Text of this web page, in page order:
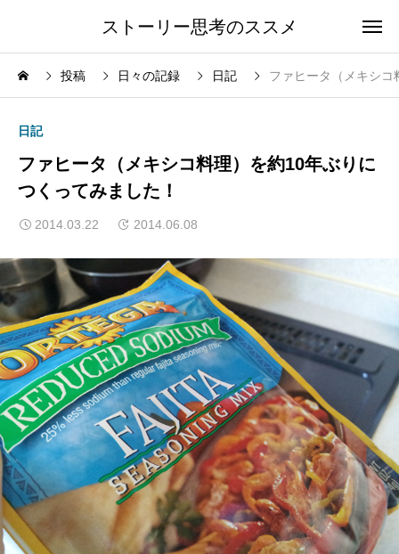
ストーリー思考のススメ
投稿 日々の記録 日記 ファヒータ（メキシ
日記
ファヒータ（メキシコ料理）を約10年ぶりに
つくってみました！
2014.03.22 2014.06.08